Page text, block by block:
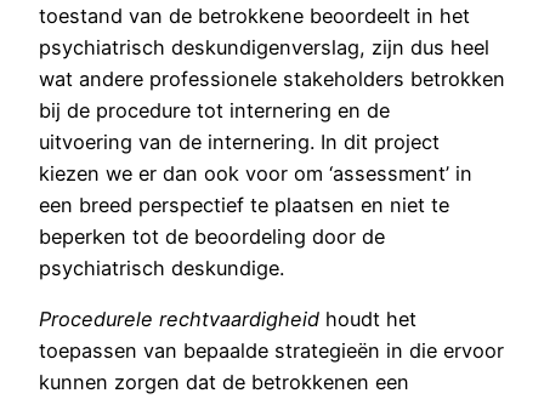
toestand van de betrokkene beoordeelt in het
psychiatrisch deskundigenverslag, zijn dus heel
wat andere professionele stakeholders betrokken
bij de procedure tot internering en de
uitvoering van de internering. In dit project
kiezen we er dan ook voor om ‘assessment’ in
een breed perspectief te plaatsen en niet te
beperken tot de beoordeling door de
psychiatrisch deskundige.
Procedurele rechtvaardigheid houdt het
toepassen van bepaalde strategieën in die ervoor
kunnen zorgen dat de betrokkenen een